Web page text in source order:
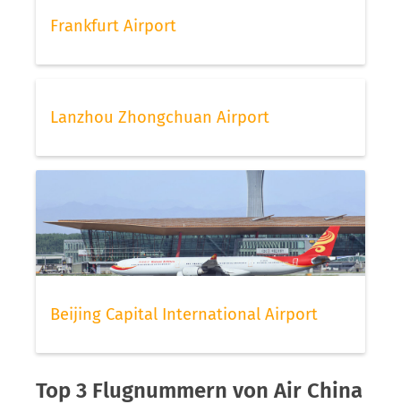
Frankfurt Airport
Lanzhou Zhongchuan Airport
Beijing Capital International Airport
Top 3 Flugnummern von Air China